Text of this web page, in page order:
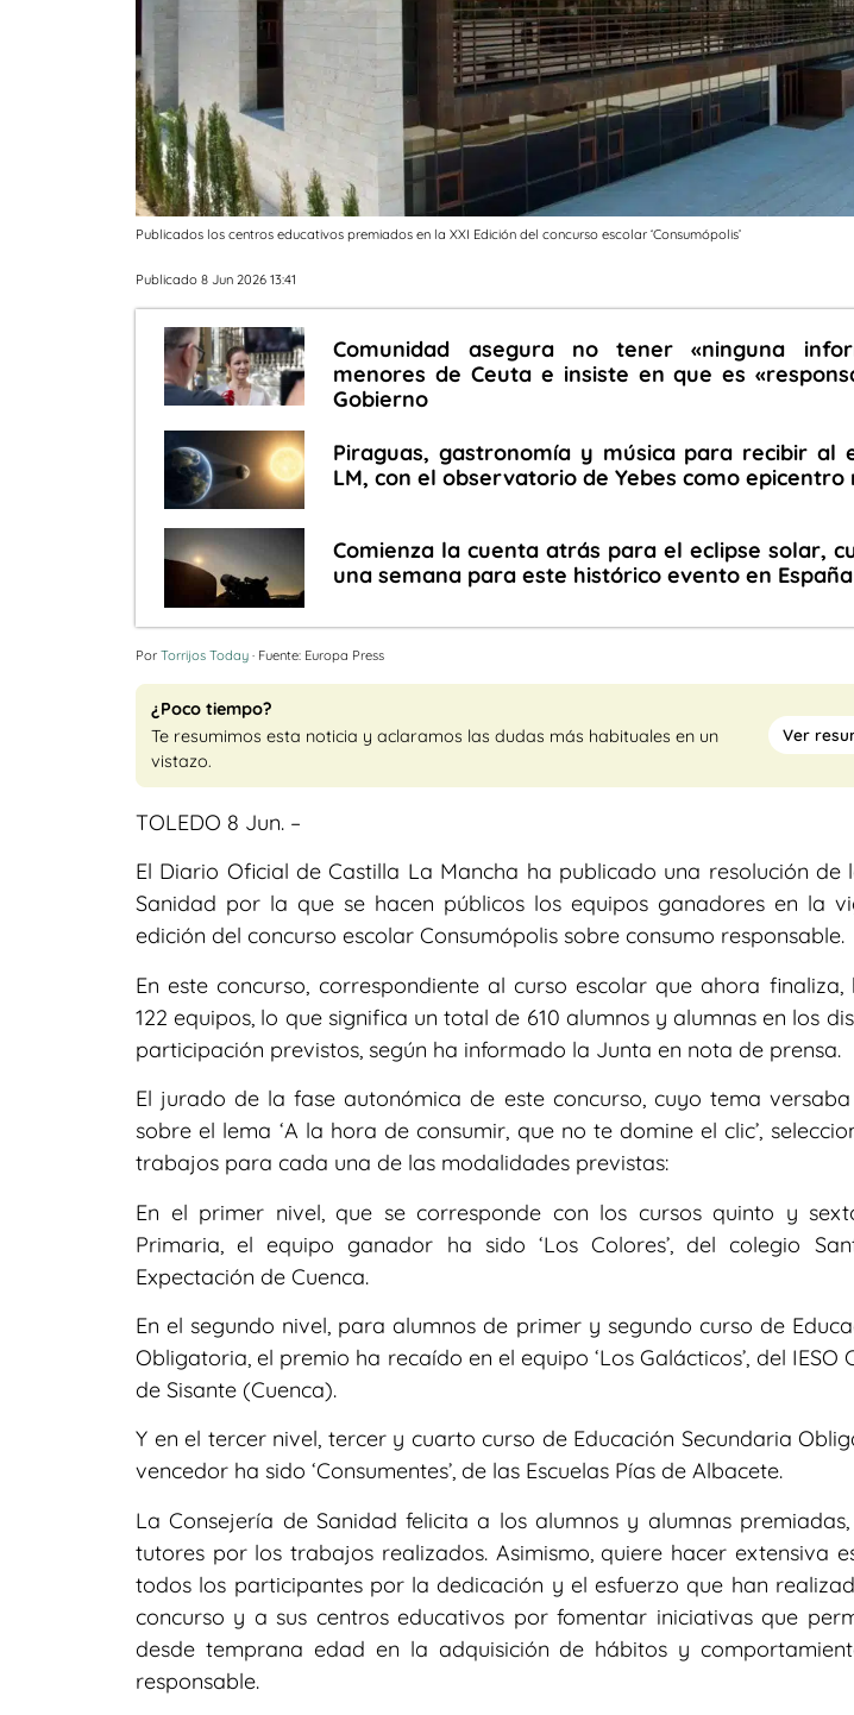
Publicados los centros educativos premiados en la XXI Edición del concurso escolar ‘Consumópolis’
Publicado 8 Jun 2026 13:41
Comunidad asegura no tener «ninguna
menores de Ceuta e insiste en que es
Gobierno
Piraguas, gastronomía y música para recibir al
LM, con el observatorio de Yebes como epicentro
Comienza la cuenta atrás para el eclipse solar,
una semana para este histórico evento en España
Por Torrijos Today · Fuente: Europa Press
¿Poco tiempo?
Te resumimos esta noticia y aclaramos las dudas más habituales en un
vistazo.
Ver
TOLEDO 8 Jun. –
El Diario Oficial de Castilla La Mancha ha publicado una resolución de
Sanidad por la que se hacen públicos los equipos ganadores en la
edición del concurso escolar Consumópolis sobre consumo responsable.
En este concurso, correspondiente al curso escolar que ahora
122 equipos, lo que significa un total de 610 alumnos y alumnas en los
participación previstos, según ha informado la Junta en nota de prensa.
El jurado de la fase autonómica de este concurso, cuyo tema
sobre el lema ‘A la hora de consumir, que no te domine el clic’,
trabajos para cada una de las modalidades previstas:
En el primer nivel, que se corresponde con los cursos quinto y
Primaria, el equipo ganador ha sido ‘Los Colores’, del colegio
Expectación de Cuenca.
En el segundo nivel, para alumnos de primer y segundo curso de
Obligatoria, el premio ha recaído en el equipo ‘Los Galácticos’, del IESO
de Sisante (Cuenca).
Y en el tercer nivel, tercer y cuarto curso de Educación Secundaria
vencedor ha sido ‘Consumentes’, de las Escuelas Pías de Albacete.
La Consejería de Sanidad felicita a los alumnos y alumnas
tutores por los trabajos realizados. Asimismo, quiere hacer extensiva
todos los participantes por la dedicación y el esfuerzo que han
concurso y a sus centros educativos por fomentar iniciativas que
desde temprana edad en la adquisición de hábitos y
responsable.